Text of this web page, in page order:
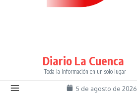
Diario La Cuenca
Toda la Información en un solo lugar
5 de agosto de 2026